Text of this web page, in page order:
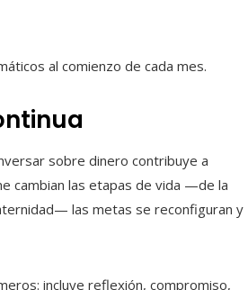
al comienzo de cada mes.
sobre dinero contribuye a
cambian las etapas de vida —de la
las metas se reconfiguran y
incluye reflexión, compromiso,